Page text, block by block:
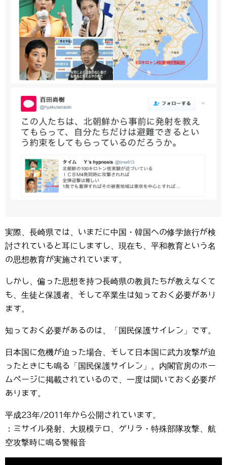
実際、長崎県では、いまだに中国・韓国への修学旅行が検
討されていると耳にしますし、現在も、平和教育という名
の思想教育が実施されています。
しかし、偏った思想を持つ長崎県の教員たちが教えなくて
も、生徒と保護者、そして卒業生は知っておく必要があり
ます。
知っておく必要があるのは、「国民保護サイレン」です。
日本国に危機が迫った場合、そして日本国に武力攻撃が迫
ったときにも鳴る「国民保護サイレン」。内閣官房のホー
ムページに掲載されているので、一度は聞いておく必要が
あります。
平成23年/2011年から公開されています。
：ミサイル発射、大規模テロ、ゲリラ・特殊部隊攻撃、航
空攻撃時に鳴る警報音